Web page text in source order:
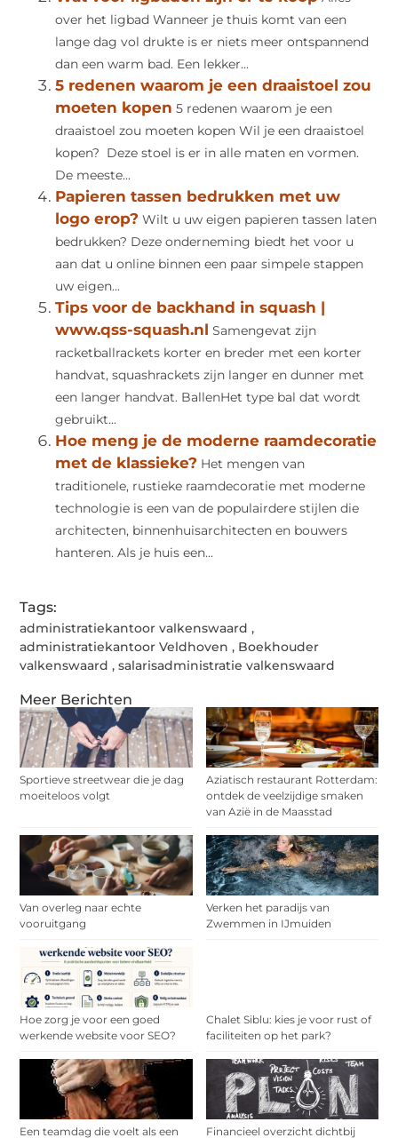
Meer Berichten
Sportieve streetwear die je dag
moeiteloos volgt
Aziatisch restaurant Rotterdam:
ontdek de veelzijdige smaken
van Azië in de Maasstad
Van overleg naar echte
vooruitgang
Verken het paradijs van
Zwemmen in IJmuiden
Hoe zorg je voor een goed
werkende website voor SEO?
Chalet Siblu: kies je voor rust of
faciliteiten op het park?
Een teamdag die voelt als een Financieel overzicht dichtbij
over het ligbad Wanneer je thuis komt van een
lange dag vol drukte is er niets meer ontspannend
dan een warm bad. Een lekker...
5 redenen waarom je een draaistoel zou
moeten kopen 5 redenen waarom je een
draaistoel zou moeten kopen Wil je een draaistoel
kopen? Deze stoel is er in alle maten en vormen.
De meeste...
Papieren tassen bedrukken met uw
logo erop? Wilt u uw eigen papieren tassen laten
bedrukken? Deze onderneming biedt het voor u
aan dat u online binnen een paar simpele stappen
uw eigen...
Tips voor de backhand in squash |
www.qss-squash.nl Samengevat zijn
racketballrackets korter en breder met een korter
handvat, squashrackets zijn langer en dunner met
een langer handvat. BallenHet type bal dat wordt
gebruikt...
Hoe meng je de moderne raamdecoratie
met de klassieke? Het mengen van
traditionele, rustieke raamdecoratie met moderne
technologie is een van de populairdere stijlen die
architecten, binnenhuisarchitecten en bouwers
hanteren. Als je huis een...
Tags:
administratiekantoor valkenswaard ,
administratiekantoor Veldhoven , Boekhouder
valkenswaard ,salarisadministratie valkenswaard